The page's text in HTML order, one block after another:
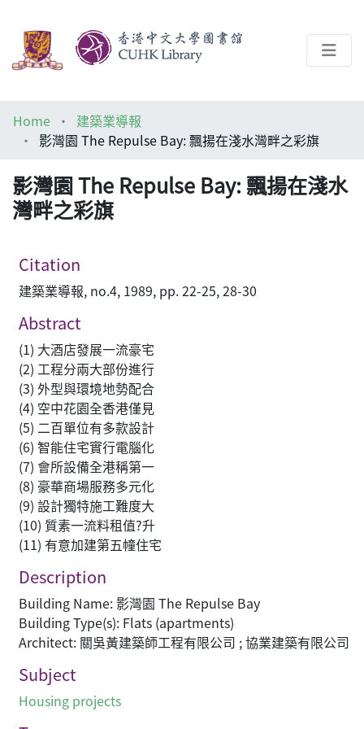
Help
Home
建築業導報
影灣園 The Repulse Bay: 飄揚在淺水灣畔之彩旗
影灣園 The Repulse Bay: 飄揚在淺水
灣畔之彩旗
Citation
建築業導報, no.4, 1989, pp. 22-25, 28-30
Abstract
(1) 大酒店發展一流豪宅
(2) 工程分兩大部份進行
(3) 外型與環境地勢配合
(4) 空中花園全香港僅見
(5) 二百單位有多款設計
(6) 智能住宅實行電腦化
(7) 會所設備全港稱第一
(8) 豪華商場服務多元化
(9) 設計獨特施工難度大
(10) 質素一流料租值?升
(11) 有意加建第五幢住宅
Description
Building Name: 影灣園 The Repulse Bay
Building Type(s): Flats (apartments)
Architect: 關吳黃建築師工程有限公司 ; 協業建築有限公司
Subject
Housing projects